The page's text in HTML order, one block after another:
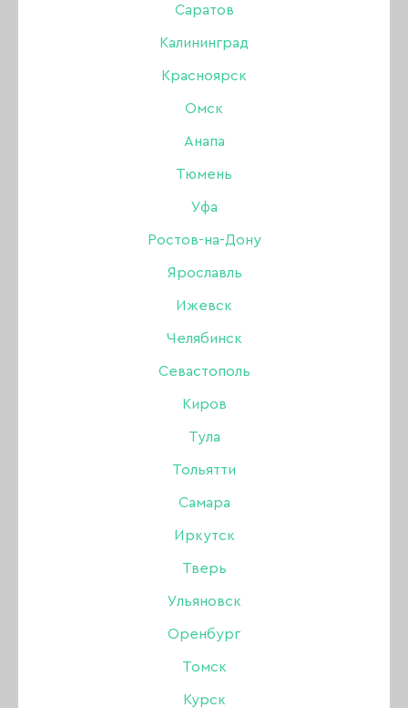
Саратов
Калининград
Красноярск
Омск
Анапа
Тюмень
Уфа
Ростов-на-Дону
Ярославль
Ижевск
Челябинск
Севастополь
Киров
Тула
Тольятти
Самара
Иркутск
Тверь
Ульяновск
Оренбург
Томск
Курск
Artylac crack liquid 005
(бордовая), 8 мл
Цвет: Вишнёвый (бордовый)
В наличии в интернет-магазине